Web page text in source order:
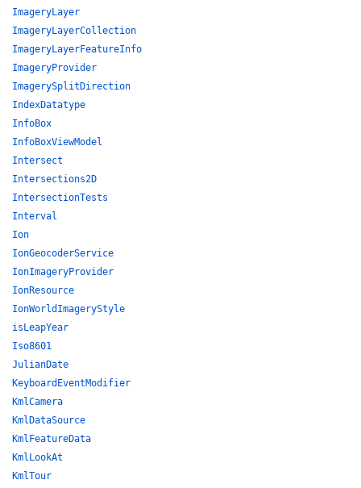
ImageryLayer
ImageryLayerCollection
ImageryLayerFeatureInfo
ImageryProvider
ImagerySplitDirection
IndexDatatype
InfoBox
InfoBoxViewModel
Intersect
Intersections2D
IntersectionTests
Interval
Ion
IonGeocoderService
IonImageryProvider
IonResource
IonWorldImageryStyle
isLeapYear
Iso8601
JulianDate
KeyboardEventModifier
KmlCamera
KmlDataSource
KmlFeatureData
KmlLookAt
KmlTour